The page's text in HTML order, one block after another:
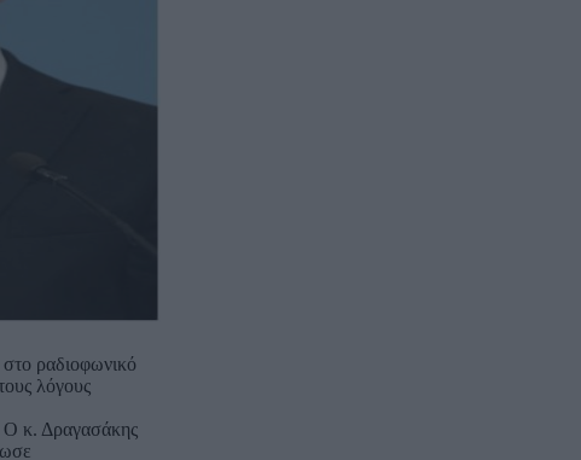
ραδιοφωνικό
λόγους
Ο κ. Δραγασάκης